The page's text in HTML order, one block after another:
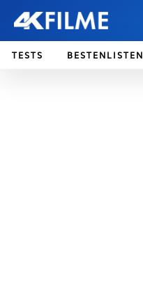
TESTS BESTENLISTEN